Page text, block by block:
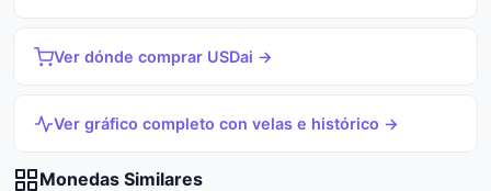
Ver dónde comprar USDai →
Ver gráfico completo con velas e histórico →
Monedas Similares